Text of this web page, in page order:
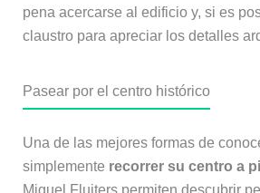
pena acercarse al edificio y, si es
claustro para apreciar los detalles
Pasear por el centro histórico
Una de las mejores formas de
simplemente recorrer su centro a